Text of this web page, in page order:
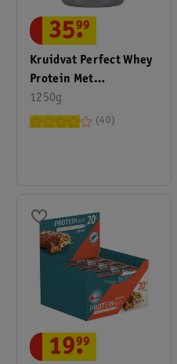
Kruidvat Perfect Whey
Protein Met
Vanillesmaak
1250g
35.
99
40
19.
99